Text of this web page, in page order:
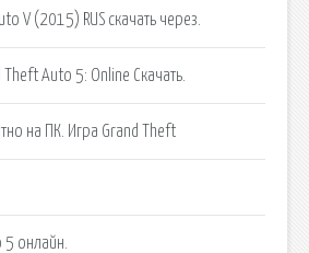
V (2015) RUS скачать через.
Theft Auto 5: Online Скачать.
на ПК. Игра Grand Theft
онлайн.